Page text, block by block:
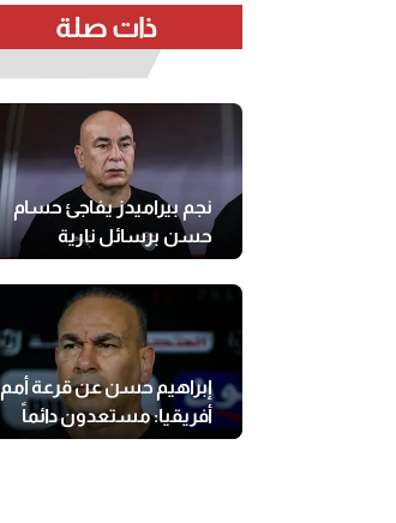
ذات صلة
نجم بيراميدز يفاجئ حسام
حسن برسائل نارية
إبراهيم حسن عن قرعة أمم
أفريقيا: مستعدون دائماً
لأي تحديات